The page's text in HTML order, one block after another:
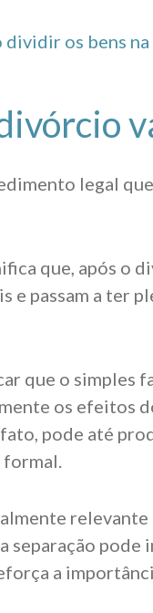
dividir os bens
legal
que, após o
e passam a ter
que o simples
os efeitos
pode até
separação
a